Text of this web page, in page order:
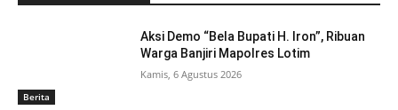
Berita
Aksi Demo “Bela Bupati H. Iron”, Ribuan
Warga Banjiri Mapolres Lotim
Kamis, 6 Agustus 2026